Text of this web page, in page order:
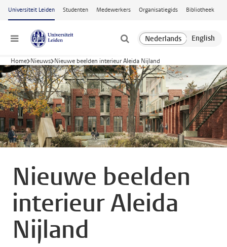
Ga naar hoofdinhoud
Universiteit Leiden Studenten Medewerkers Organisatiegids Bibliotheek
Menu
Home Nieuws Nieuwe beelden interieur Aleida Nijland
Nieuwe beelden
interieur Aleida
Nijland